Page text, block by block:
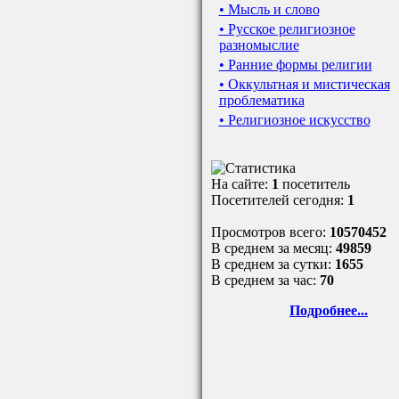
• Мысль и слово
• Русское религиозное
разномыслие
• Ранние формы религии
• Оккультная и мистическая
проблематика
• Религиозное искусство
На сайте: 1 посетитель
Посетителей сегодня: 1
Просмотров всего: 10570452
В среднем за месяц: 49859
В среднем за сутки: 1655
В среднем за час: 70
Подробнее...